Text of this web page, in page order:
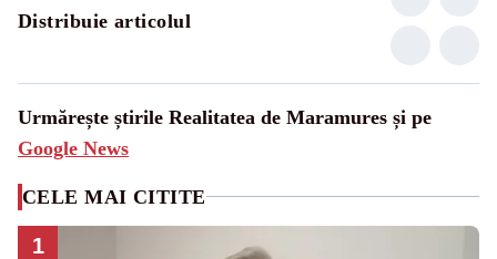
Distribuie articolul
Urmărește știrile Realitatea de Maramures și pe
Google News
CELE MAI CITITE
1